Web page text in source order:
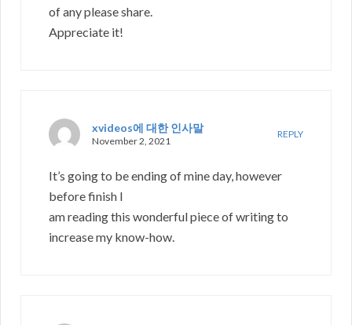
of any please share.
Appreciate it!
xvideos에 대한 인사말
November 2, 2021
REPLY
It’s going to be ending of mine day, however
before finish I
am reading this wonderful piece of writing to
increase my know-how.